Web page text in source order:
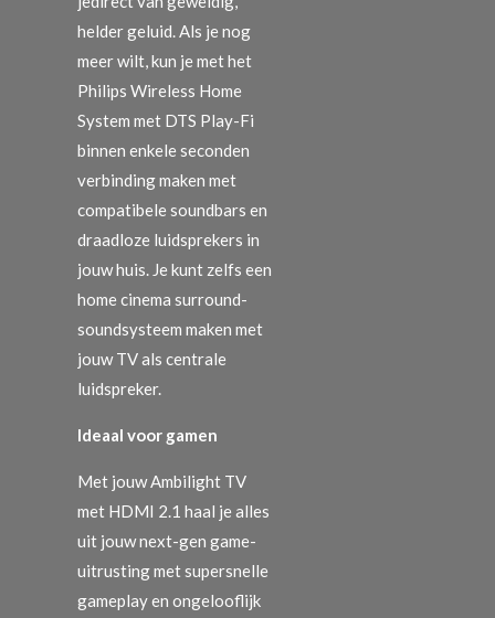
helder geluid. Als je nog
meer wilt, kun je met het
Philips Wireless Home
System met DTS Play-Fi
binnen enkele seconden
verbinding maken met
compatibele soundbars en
draadloze luidsprekers in
jouw huis. Je kunt zelfs een
home cinema surround-
soundsysteem maken met
jouw TV als centrale
luidspreker.
Ideaal voor gamen
Met jouw Ambilight TV
met HDMI 2.1 haal je alles
uit jouw next-gen game-
uitrusting met supersnelle
gameplay en ongelooflijk